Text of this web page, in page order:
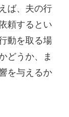
ば、夫の行
頼するとい
動を取る場
どうか、ま
を与えるか